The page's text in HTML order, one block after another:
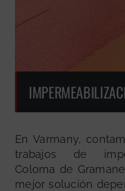
En Varmany,
trabajos de
Coloma de
mejor solución